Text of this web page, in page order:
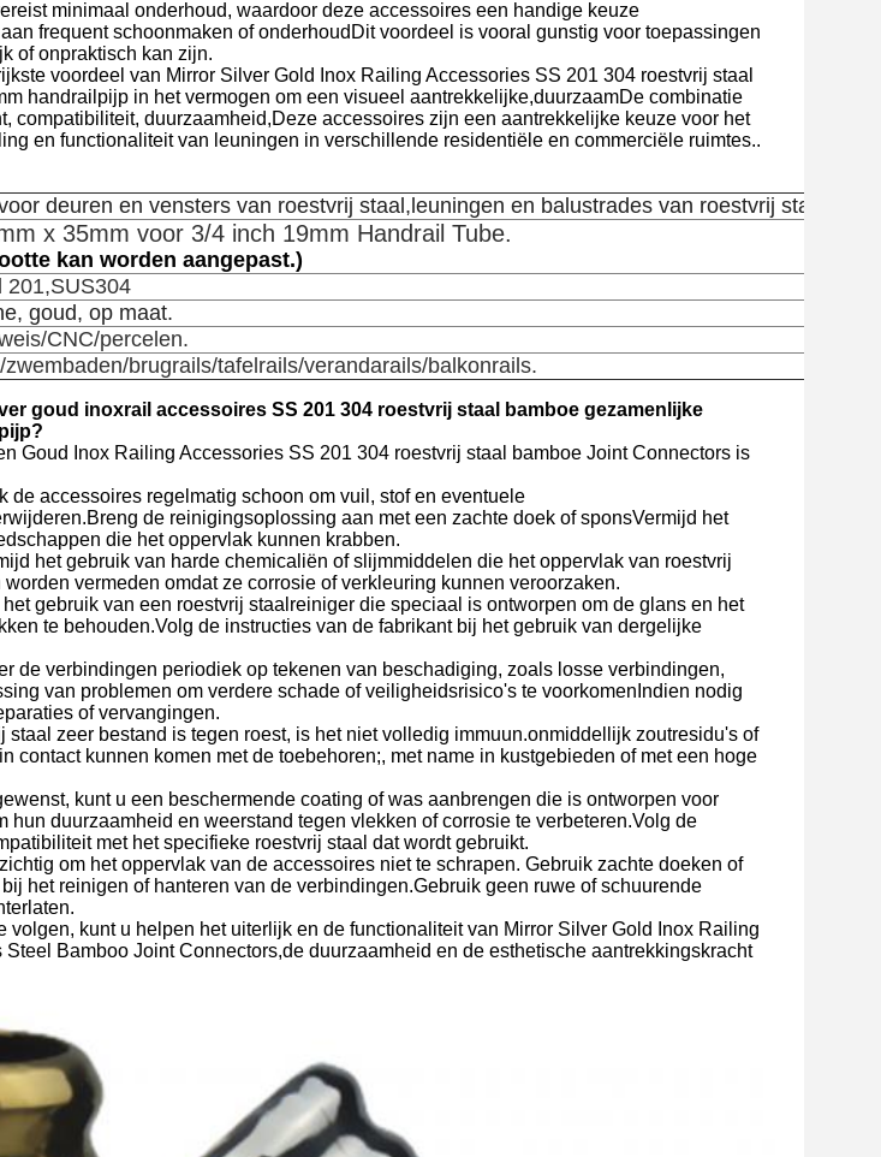
minimaal onderhoud, waardoor deze accessoires een handige keuze
frequent schoonmaken of onderhoudDit voordeel is vooral gunstig voor toepassingen
of onpraktisch kan zijn.
voordeel van Mirror Silver Gold Inox Railing Accessories SS 201 304 roestvrij staal
handrailpijp in het vermogen om een visueel aantrekkelijke,duurzaamDe combinatie
compatibiliteit, duurzaamheid,Deze accessoires zijn een aantrekkelijke keuze voor het
en functionaliteit van leuningen in verschillende residentiële en commerciële ruimtes..
deuren en vensters van roestvrij staal,leuningen en balustrades van roestvrij staal
x 35mm voor 3/4 inch 19mm Handrail Tube.
kan worden aangepast.)
201,SUS304
goud, op maat.
CNC/percelen.
brugrails/tafelrails/verandarails/balkonrails.
goud inoxrail accessoires SS 201 304 roestvrij staal bamboe gezamenlijke
Goud Inox Railing Accessories SS 201 304 roestvrij staal bamboe Joint Connectors is
de accessoires regelmatig schoon om vuil, stof en eventuele
de reinigingsoplossing aan met een zachte doek of sponsVermijd het
die het oppervlak kunnen krabben.
het gebruik van harde chemicaliën of slijmmiddelen die het oppervlak van roestvrij
vermeden omdat ze corrosie of verkleuring kunnen veroorzaken.
gebruik van een roestvrij staalreiniger die speciaal is ontworpen om de glans en het
te behouden.Volg de instructies van de fabrikant bij het gebruik van dergelijke
de verbindingen periodiek op tekenen van beschadiging, zoals losse verbindingen,
van problemen om verdere schade of veiligheidsrisico's te voorkomenIndien nodig
of vervangingen.
staal zeer bestand is tegen roest, is het niet volledig immuun.onmiddellijk zoutresidu's of
contact kunnen komen met de toebehoren;, met name in kustgebieden of met een hoge
kunt u een beschermende coating of was aanbrengen die is ontworpen voor
hun duurzaamheid en weerstand tegen vlekken of corrosie te verbeteren.Volg de
met het specifieke roestvrij staal dat wordt gebruikt.
om het oppervlak van de accessoires niet te schrapen. Gebruik zachte doeken of
het reinigen of hanteren van de verbindingen.Gebruik geen ruwe of schuurende
volgen, kunt u helpen het uiterlijk en de functionaliteit van Mirror Silver Gold Inox Railing
Bamboo Joint Connectors,de duurzaamheid en de esthetische aantrekkingskracht